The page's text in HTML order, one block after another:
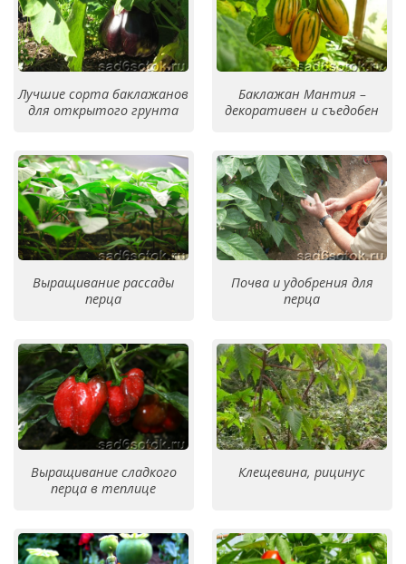
Лучшие сорта баклажанов
для открытого грунта
Баклажан Мантия –
декоративен и съедобен
Выращивание рассады
перца
Почва и удобрения для
перца
Выращивание сладкого
перца в теплице
Клещевина, рицинус